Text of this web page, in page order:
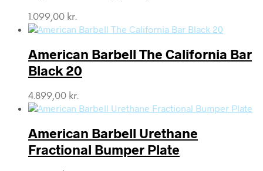
1.099,00 kr.
American Barbell The California Bar
Black 20
4.899,00 kr.
American Barbell Urethane
Fractional Bumper Plate